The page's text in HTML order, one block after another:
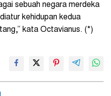
sebuah negara merdeka
kehidupan kedua
kata Octavianus. (*)